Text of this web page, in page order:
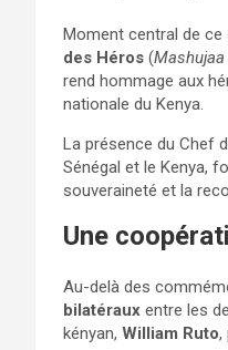
Moment central de ce
des Héros (Mashujaa
rend hommage aux
nationale du Kenya.
La présence du Chef
Sénégal et le Kenya,
souveraineté et la
Une
Au-delà des
bilatéraux entre les
kényan, William Ruto,